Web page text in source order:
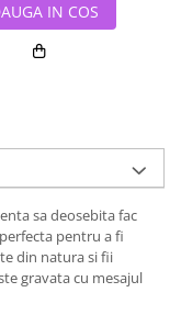
IN COS
sa deosebita fac
pentru a fi
din natura si fii
gravata cu mesajul